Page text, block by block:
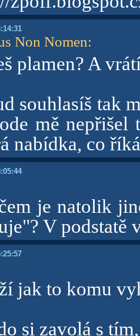
Non Nomen:
plamen? A
souhlasíš tak
mě nepřišel
nabídka, co
je natolik
V podstatě
jak to komu
si zavolá s